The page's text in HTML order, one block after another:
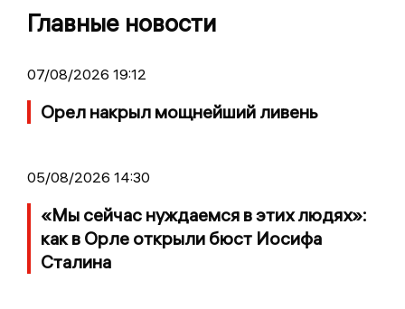
Главные новости
07/08/2026 19:12
Орел накрыл мощнейший ливень
05/08/2026 14:30
«Мы сейчас нуждаемся в этих людях»:
как в Орле открыли бюст Иосифа
Сталина